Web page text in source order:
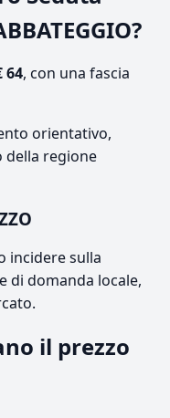
64, con una fascia
orientativo,
della regione
incidere sulla
di domanda locale,
il prezzo